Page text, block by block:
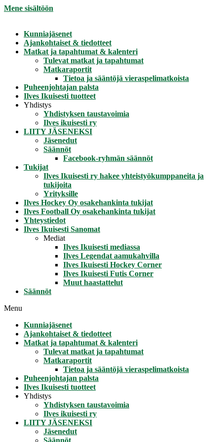
Mene sisältöön
Kunniajäsenet
Ajankohtaiset & tiedotteet
Matkat ja tapahtumat & kalenteri
Tulevat matkat ja tapahtumat
Matkaraportit
Tietoa ja sääntöjä vieraspelimatkoista
Puheenjohtajan palsta
Ilves Ikuisesti tuotteet
Yhdistys
Yhdistyksen taustavoimia
Ilves ikuisesti ry
LIITY JÄSENEKSI
Jäsenedut
Säännöt
Facebook-ryhmän säännöt
Tukijat
Ilves Ikuisesti ry hakee yhteistyökumppaneita ja
tukijoita
Yrityksille
Ilves Hockey Oy osakehankinta tukijat
Ilves Football Oy osakehankinta tukijat
Yhteystiedot
Ilves Ikuisesti Sanomat
Mediat
Ilves Ikuisesti mediassa
Ilves Legendat aamukahvilla
Ilves Ikuisesti Hockey Corner
Ilves Ikuisesti Futis Corner
Muut haastattelut
Säännöt
Menu
Kunniajäsenet
Ajankohtaiset & tiedotteet
Matkat ja tapahtumat & kalenteri
Tulevat matkat ja tapahtumat
Matkaraportit
Tietoa ja sääntöjä vieraspelimatkoista
Puheenjohtajan palsta
Ilves Ikuisesti tuotteet
Yhdistys
Yhdistyksen taustavoimia
Ilves ikuisesti ry
LIITY JÄSENEKSI
Jäsenedut
Säännöt